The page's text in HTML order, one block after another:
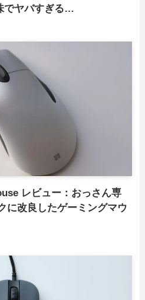
でヤバすぎる…
レビュー：おっさん専
に改良したゲーミングマウ